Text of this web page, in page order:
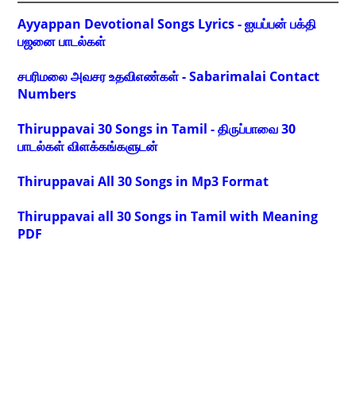
Ayyappan Devotional Songs Lyrics - ஐயப்பன் பக்தி
பஜனை பாடல்கள்
சபரிமலை அவசர உதவிஎண்கள் - Sabarimalai Contact
Numbers
Thiruppavai 30 Songs in Tamil - திருப்பாவை 30
பாடல்கள் விளக்கங்களுடன்
Thiruppavai All 30 Songs in Mp3 Format
Thiruppavai all 30 Songs in Tamil with Meaning
PDF